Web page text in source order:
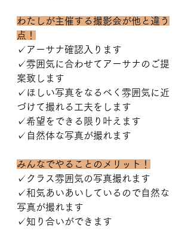
わたしが主催する撮影会が他と違う
点！
✓アーサナ確認入ります
✓雰囲気に合わせてアーサナのご提
案致します
✓ほしい写真をなるべく雰囲気に近
づけて撮れる工夫をします
✓希望をできる限り叶えます
✓自然体な写真が撮れます
みんなでやることのメリット！
✓クラス雰囲気の写真撮れます
✓和気あいあいしているので自然な
写真が撮れます
✓知り合いができます